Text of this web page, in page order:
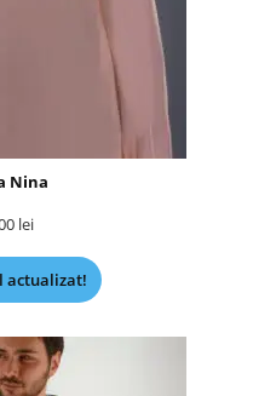
Nina
lei
actualizat!